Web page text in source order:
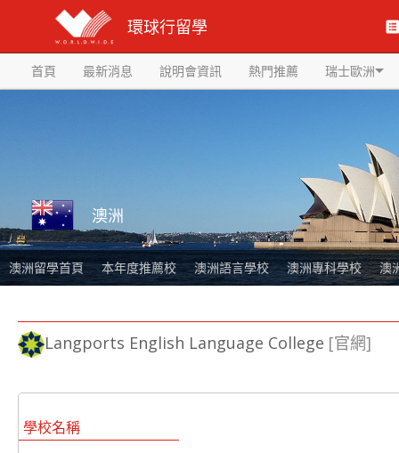
環球行留學
首頁 最新消息 說明會資訊 熱門推薦 瑞士歐洲
澳洲
澳洲留學首頁 本年度推薦校 澳洲語言學校 澳洲專科學校 澳
Langports English Language College [官網]
學校名稱